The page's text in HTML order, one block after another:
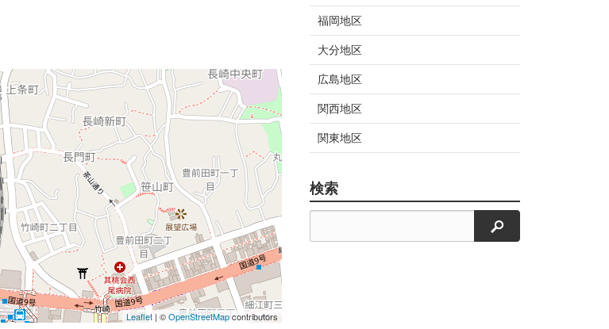
Leaflet| ©OpenStreetMapcontributors
福岡地区
大分地区
広島地区
関西地区
関東地区
検索
検索